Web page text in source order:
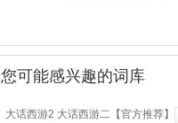
您可能感兴趣的词库
大话西游2 大话西游二【官方推荐】